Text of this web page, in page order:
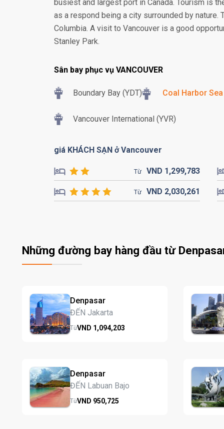
busiest and largest port in Canada. Tourism is
as a respond being a city surrounded by
Columbia. A visit to Vancouver is a good
Stanley Park.
Sân bay phục vụ VANCOUVER
Boundary Bay (YDT) Coal Harbor
Vancouver International (YVR)
giá KHÁCH SẠN ở Vancouver
Từ VND 1,299,783
Từ VND 2,030,261
Những đường bay hàng đầu từ
Denpasar
ĐẾN Jakarta
TừVND 1,094,203
Denpasar
ĐẾN Labuan Bajo
TừVND 950,725